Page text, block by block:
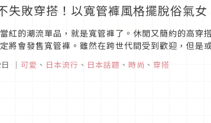
失敗穿搭！以寬管褲風格擺脫俗氣女
紅的潮流單品，就是寬管褲了。休閒又簡約的高穿
將會發售寬管褲。雖然在跨世代間受到歡迎，但是
｜ 可愛 、 日本流行 、 日本話題 、 時尚 、 穿搭